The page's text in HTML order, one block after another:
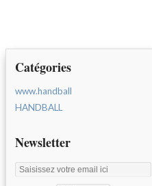
Catégories
www.handball
HANDBALL
Newsletter